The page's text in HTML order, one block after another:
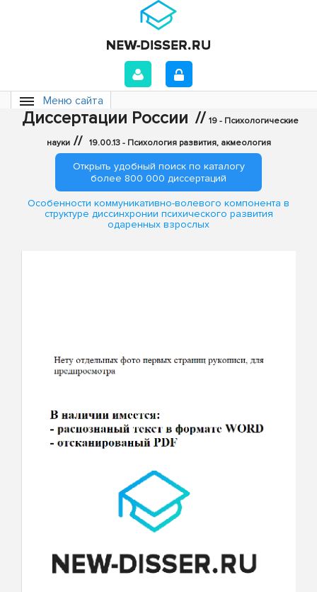
Меню сайта
Диссертации России // 19 - Психологические
науки // 19.00.13 - Психология развития, акмеология
Открыть удобный поиск по каталогу
более 800 000 диссертаций
Особенности коммуникативно-волевого компонента в
структуре диссинхронии психического развития
одаренных взрослых